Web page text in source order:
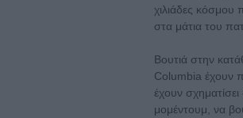
χιλιάδες κόσμου
στα μάτια του
Βουτιά στην
Columbia έχουν
έχουν
μομέντουμ, να